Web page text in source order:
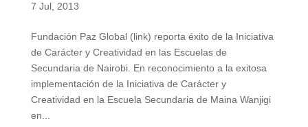
7 Jul, 2013
Fundación Paz Global (link) reporta éxito de la Iniciativa
de Carácter y Creatividad en las Escuelas de
Secundaria de Nairobi. En reconocimiento a la exitosa
implementación de la Iniciativa de Carácter y
Creatividad en la Escuela Secundaria de Maina Wanjigi
en...